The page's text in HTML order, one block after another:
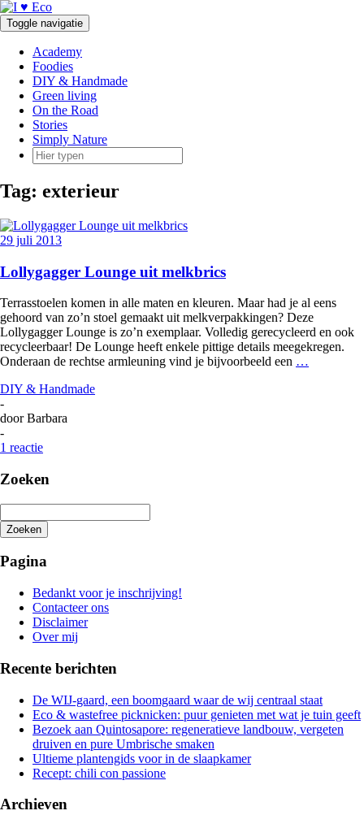
Doorgaan
naar
inhoud
Toggle navigatie
Academy
Foodies
DIY & Handmade
Green living
On the Road
Stories
Simply Nature
Tag: exterieur
29 juli 2013
Lollygagger Lounge uit melkbrics
Terrasstoelen komen in alle maten en kleuren. Maar had je al eens
gehoord van zo’n stoel gemaakt uit melkverpakkingen? Deze
Lollygagger Lounge is zo’n exemplaar. Volledig gerecycleerd en ook
recycleerbaar! De Lounge heeft enkele pittige details meegekregen.
Onderaan de rechtse armleuning vind je bijvoorbeeld een …
DIY & Handmade
-
doorBarbara
-
1 reactie
Zoeken
Zoeken
zoeken
Pagina
Bedankt voor je inschrijving!
Contacteer ons
Disclaimer
Over mij
Recente berichten
De WIJ-gaard, een boomgaard waar de wij centraal staat
Eco & wastefree picknicken: puur genieten met wat je tuin geeft
Bezoek aan Quintosapore: regeneratieve landbouw, vergeten
druiven en pure Umbrische smaken
Ultieme plantengids voor in de slaapkamer
Recept: chili con passione
Archieven